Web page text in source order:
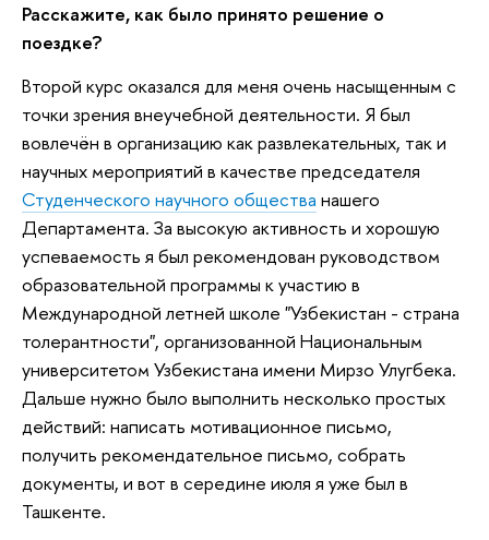
Расскажите, как было принято решение о
поездке?
Второй курс оказался для меня очень насыщенным с
точки зрения внеучебной деятельности. Я был
вовлечён в организацию как развлекательных, так и
научных мероприятий в качестве председателя
Студенческого научного общества нашего
Департамента. За высокую активность и хорошую
успеваемость я был рекомендован руководством
образовательной программы к участию в
Международной летней школе "Узбекистан - страна
толерантности", организованной Национальным
университетом Узбекистана имени Мирзо Улугбека.
Дальше нужно было выполнить несколько простых
действий: написать мотивационное письмо,
получить рекомендательное письмо, собрать
документы, и вот в середине июля я уже был в
Ташкенте.